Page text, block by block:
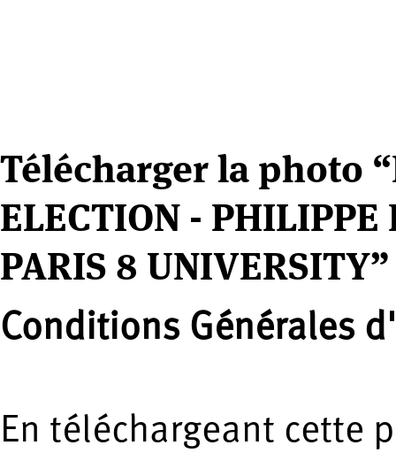
Télécharger la photo
ELECTION -
PARIS 8 UNIVERSITY”
Conditions Générales
En téléchargeant cette